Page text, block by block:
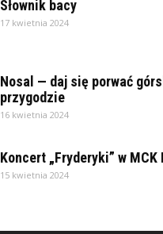
Słownik bacy
17 kwietnia 2024
Nosal — daj się porwać
przygodzie
16 kwietnia 2024
Koncert „Fryderyki” w MCK
15 kwietnia 2024